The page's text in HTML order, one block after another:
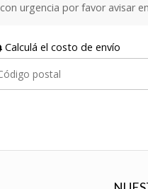
con urgencia por favor avisar
Calculá el costo de envío